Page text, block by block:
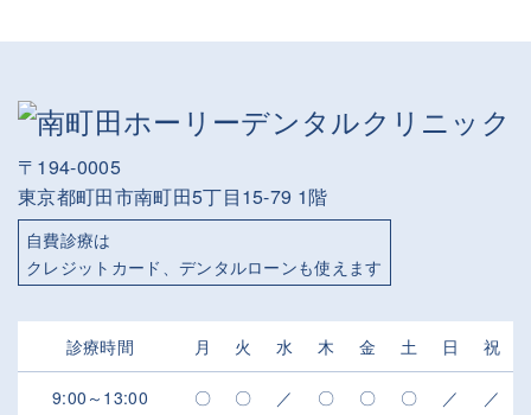
〒194-0005
東京都町田市南町田5丁目15-79 1階
自費診療は
クレジットカード、デンタルローンも使えます
診療時間 月 火 水 木 金 土 日 祝
9:00～13:00 〇 〇 ／ 〇 〇 〇 ／ ／